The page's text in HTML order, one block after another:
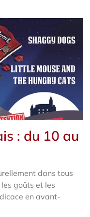
: du 10 au
dans tous
goûts et les
en avant-